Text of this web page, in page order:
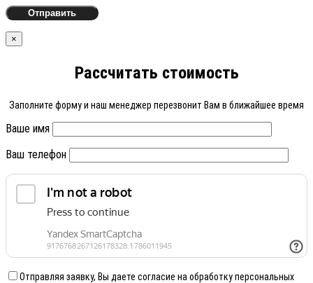
×
Рассчитать стоимость
Заполните форму и наш менеджер перезвонит Вам в ближайшее время
Ваше имя
Ваш телефон
Отправляя заявку, Вы даете согласие на обработку персональных